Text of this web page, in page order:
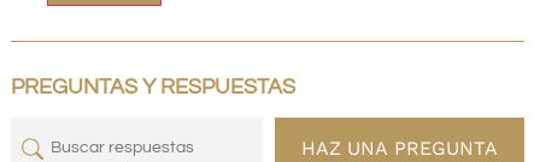
PREGUNTAS Y RESPUESTAS
HAZ UNA PREGUNTA